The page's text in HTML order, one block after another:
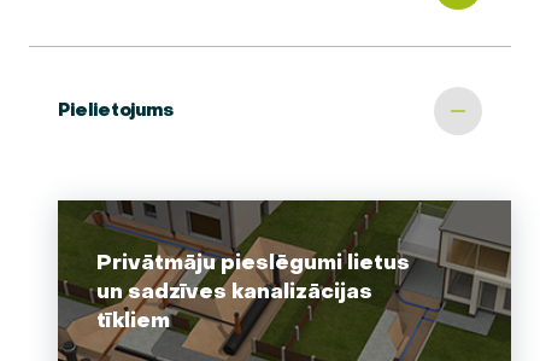
Pielietojums
Privātmāju pieslēgumi lietus
un sadzīves kanalizācijas
tīkliem